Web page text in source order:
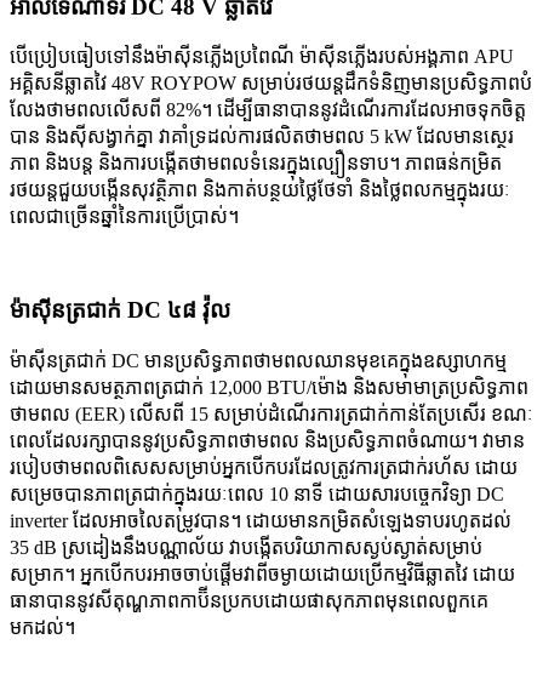
អាល់ទែណាទ័រ DC 48 V ឆ្លាតវៃ
បើប្រៀបធៀបទៅនឹងម៉ាស៊ីនភ្លើងប្រពៃណី ម៉ាស៊ីនភ្លើងរបស់អង្គភាព APU
អគ្គិសនីឆ្លាតវៃ 48V ROYPOW សម្រាប់រថយន្តដឹកទំនិញមានប្រសិទ្ធភាពបំ
លែងថាមពលលើសពី 82%។ ដើម្បីធានាបាននូវដំណើរការដែលអាចទុកចិត្ត
បាន និងស៊ីសង្វាក់គ្នា វាគាំទ្រដល់ការផលិតថាមពល 5 kW ដែលមានស្ថេរ
ភាព និងបន្ត និងការបង្កើតថាមពលទំនេរក្នុងល្បឿនទាប។ ភាពធន់កម្រិត
រថយន្តជួយបង្កើនសុវត្ថិភាព និងកាត់បន្ថយថ្លៃថែទាំ និងថ្លៃពលកម្មក្នុងរយៈ
ពេលជាច្រើនឆ្នាំនៃការប្រើប្រាស់។
ម៉ាស៊ីនត្រជាក់ DC ៤៨ វ៉ុល
ម៉ាស៊ីនត្រជាក់ DC មានប្រសិទ្ធភាពថាមពលឈានមុខគេក្នុងឧស្សាហកម្ម
ដោយមានសមត្ថភាពត្រជាក់ 12,000 BTU/ម៉ោង និងសមាមាត្រប្រសិទ្ធភាព
ថាមពល (EER) លើសពី 15 សម្រាប់ដំណើរការត្រជាក់កាន់តែប្រសើរ ខណៈ
ពេលដែលរក្សាបាននូវប្រសិទ្ធភាពថាមពល និងប្រសិទ្ធភាពចំណាយ។ វាមាន
របៀបថាមពលពិសេសសម្រាប់អ្នកបើកបរដែលត្រូវការត្រជាក់រហ័ស ដោយ
សម្រេចបានភាពត្រជាក់ក្នុងរយៈពេល 10 នាទី ដោយសារបច្ចេកវិទ្យា DC
inverter ដែលអាចលៃតម្រូវបាន។ ដោយមានកម្រិតសំឡេងទាបរហូតដល់
35 dB ស្រដៀងនឹងបណ្ណាល័យ វាបង្កើតបរិយាកាសស្ងប់ស្ងាត់សម្រាប់
សម្រាក។ អ្នកបើកបរអាចចាប់ផ្តើមវាពីចម្ងាយដោយប្រើកម្មវិធីឆ្លាតវៃ ដោយ
ធានាបាននូវសីតុណ្ហភាពកាប៊ីនប្រកបដោយផាសុកភាពមុនពេលពួកគេ
មកដល់។